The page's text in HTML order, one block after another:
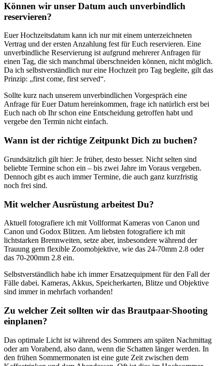
Können wir unser Datum auch unverbindlich
reservieren?
Euer Hochzeitsdatum kann ich nur mit einem unterzeichneten
Vertrag und der ersten Anzahlung fest für Euch reservieren. Eine
unverbindliche Reservierung ist aufgrund mehrerer Anfragen für
einen Tag, die sich manchmal überschneiden können, nicht möglich.
Da ich selbstverständlich nur eine Hochzeit pro Tag begleite, gilt das
Prinzip: „first come, first served“.
Sollte kurz nach unserem unverbindlichen Vorgespräch eine
Anfrage für Euer Datum hereinkommen, frage ich natürlich erst bei
Euch nach ob Ihr schon eine Entscheidung getroffen habt und
vergebe den Termin nicht einfach.
Wann ist der richtige Zeitpunkt Dich zu buchen?
Grundsätzlich gilt hier: Je früher, desto besser. Nicht selten sind
beliebte Termine schon ein – bis zwei Jahre im Voraus vergeben.
Dennoch gibt es auch immer Termine, die auch ganz kurzfristig
noch frei sind.
Mit welcher Ausrüstung arbeitest Du?
Aktuell fotografiere ich mit Vollformat Kameras von Canon und
Canon und Godox Blitzen. Am liebsten fotografiere ich mit
lichtstarken Brennweiten, setze aber, insbesondere während der
Trauung gern flexible Zoomobjektive, wie das 24-70mm 2.8 oder
das 70-200mm 2.8 ein.
Selbstverständlich habe ich immer Ersatzequipment für den Fall der
Fälle dabei. Kameras, Akkus, Speicherkarten, Blitze und Objektive
sind immer in mehrfach vorhanden!
Zu welcher Zeit sollten wir das Brautpaar-Shooting
einplanen?
Das optimale Licht ist während des Sommers am späten Nachmittag
oder am Vorabend, also dann, wenn die Schatten länger werden. In
den frühen Sommermonaten ist eine gute Zeit zwischen dem